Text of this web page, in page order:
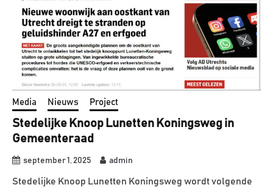
Media Nieuws Project
Stedelijke Knoop Lunetten Koningsweg in
Gemeenteraad
september 1, 2025 admin
Stedelijke Knoop Lunetten Koningsweg wordt volgende